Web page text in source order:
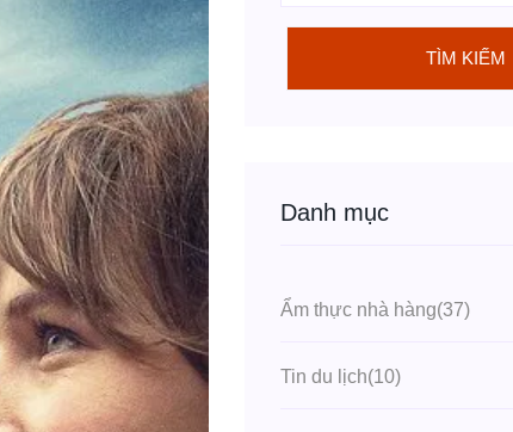
TÌM KIẾM
Danh mục
Ẩm thực nhà hàng(37)
Tin du lịch(10)